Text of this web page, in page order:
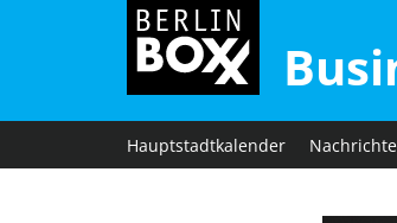
Hauptstadtkalender